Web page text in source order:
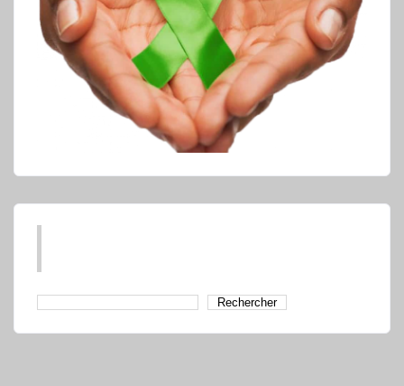
Rechercher